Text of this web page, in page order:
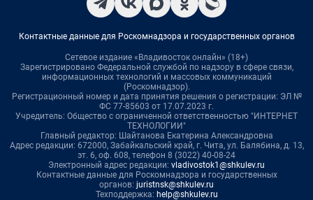
Контактные данные для Роскомнадзора и государственных органов
Сетевое издание «Владивосток онлайн» (18+)
Зарегистрировано Федеральной службой по надзору в сфере связи,
информационных технологий и массовых коммуникаций
(Роскомнадзор).
Регистрационный номер и дата принятия решения о регистрации: ЭЛ №
ФС 77-85603 от 17.07.2023 г.
Учредитель: Общество с ограниченной ответственностью "ИНТЕРНЕТ
ТЕХНОЛОГИИ"
Главный редактор: Шайтанова Екатерина Александровна
Адрес редакции: 672000, Забайкальский край, г. Чита, ул. Балябина, д. 13,
эт. 6, оф. 608, телефон 8 (3022) 40-08-24
Электронный адрес редакции: vladivostok1@shkulev.ru
Контактные данные для Роскомнадзора и государственных
органов: juristnsk@shkulev.ru
Техподдержка: help@shkulev.ru